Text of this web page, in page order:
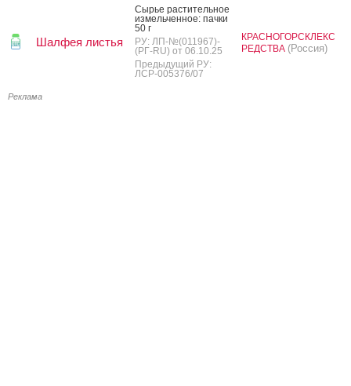
Шалфея листья
Сырье рас­ти­тель­ное
из­мель­чен­ное: пач­ки
50 г
РУ: ЛП-№(011967)-
(РГ-RU) от 06.10.25
Предыдущий РУ:
ЛСР-005376/07
КРАСНОГОРСКЛЕКС
РЕДСТВА (Россия)
Реклама